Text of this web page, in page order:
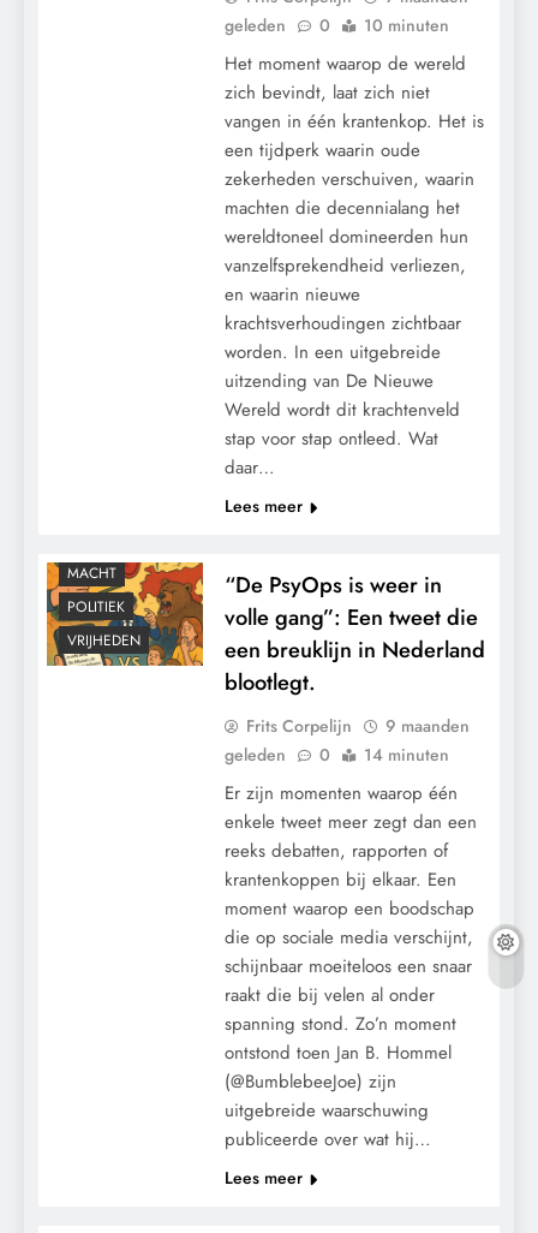
geleden
0 10 minuten
Het moment waarop de wereld
zich bevindt, laat zich niet
vangen in één krantenkop. Het is
een tijdperk waarin oude
zekerheden verschuiven, waarin
machten die decennialang het
wereldtoneel domineerden hun
vanzelfsprekendheid verliezen,
en waarin nieuwe
krachtsverhoudingen zichtbaar
worden. In een uitgebreide
uitzending van De Nieuwe
Wereld wordt dit krachtenveld
stap voor stap ontleed. Wat
daar…
Lees meer
MACHT
POLITIEK
VRIJHEDEN
“De PsyOps is weer in
volle gang”: Een tweet die
een breuklijn in Nederland
blootlegt.
Frits Corpelijn
9 maanden
geleden
0 14 minuten
Er zijn momenten waarop één
enkele tweet meer zegt dan een
reeks debatten, rapporten of
krantenkoppen bij elkaar. Een
moment waarop een boodschap
die op sociale media verschijnt,
schijnbaar moeiteloos een snaar
raakt die bij velen al onder
spanning stond. Zo’n moment
ontstond toen Jan B. Hommel
(@BumblebeeJoe) zijn
uitgebreide waarschuwing
publiceerde over wat hij…
Lees meer